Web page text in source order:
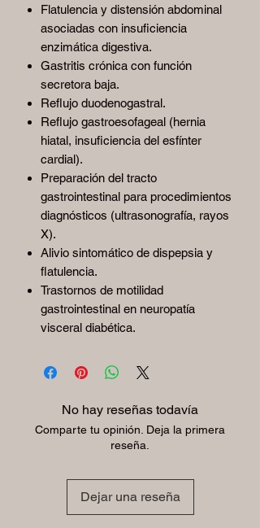
Flatulencia y distensión abdominal
asociadas con insuficiencia
enzimática digestiva.
Gastritis crónica con función
secretora baja.
Reflujo duodenogastral.
Reflujo gastroesofageal (hernia
hiatal, insuficiencia del esfínter
cardial).
Preparación del tracto
gastrointestinal para procedimientos
diagnósticos (ultrasonografía, rayos
X).
Alivio sintomático de dispepsia y
flatulencia.
Trastornos de motilidad
gastrointestinal en neuropatía
visceral diabética.
No hay reseñas todavía
Comparte tu opinión. Deja la primera
reseña.
Dejar una reseña